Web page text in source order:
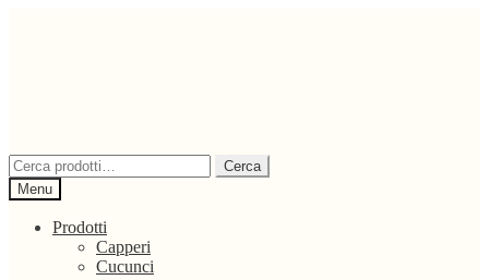
Cerca:
Cerca
Menu
Prodotti
Capperi
Cucunci